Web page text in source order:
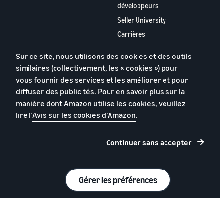
développeurs
Seller University
Carrières
vendeurs partenaires
européens
Rapport 2023 relatif aux
vendeurs partenaires
européens
Appstore pour les vendeurs
Contactez-nous
Sur ce site, nous utilisons des cookies et des outils
similaires (collectivement, les « cookies ») pour
vous fournir des services et les améliorer et pour
diffuser des publicités. Pour en savoir plus sur la
manière dont Amazon utilise les cookies, veuillez
lire l’Avis sur les cookies d’Amazon.
Continuer sans accepter
Gérer les préférences